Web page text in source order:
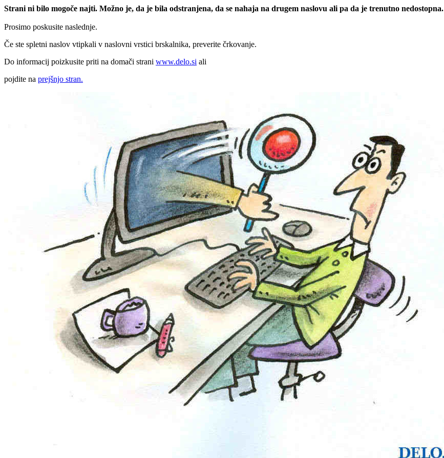
Strani ni bilo mogoče najti. Možno je, da je bila odstranjena, da se nahaja na drugem naslovu ali pa da je trenutno nedostopna.
Prosimo poskusite naslednje.
Če ste spletni naslov vtipkali v naslovni vrstici brskalnika, preverite črkovanje.
Do informacij poizkusite priti na domači strani www.delo.si ali
pojdite na prejšnjo stran.